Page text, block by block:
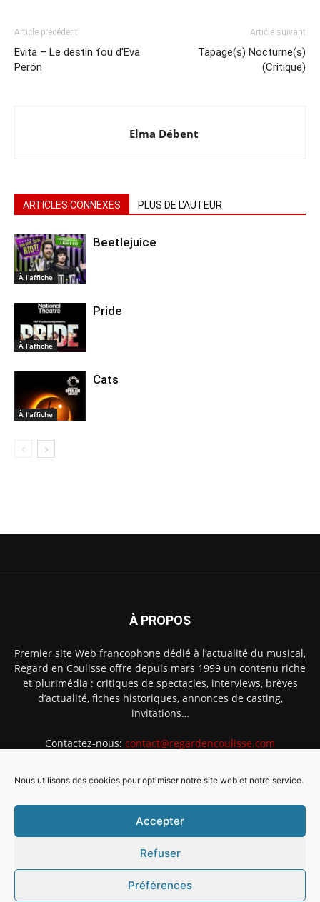
Nous utilisons des cookies pour optimiser notre site web et notre service.
Accepter
Refuser
Préférences
Article précédent
Evita – Le destin fou d'Eva
Perón
Article suivant
Tapage(s) Nocturne(s)
(Critique)
Elma Débent
ARTICLES CONNEXES PLUS DE L'AUTEUR
À l'affiche
Beetlejuice
À l'affiche
Pride
À l'affiche
Cats
À PROPOS
Premier site Web francophone dédié à l’actualité du musical,
Regard en Coulisse offre depuis mars 1999 un contenu riche
et plurimédia : critiques de spectacles, interviews, brèves
d’actualité, fiches historiques, annonces de casting,
invitations…
Contactez-nous: contact@regardencoulisse.com
Intégration Ghislain Fayard Mentions légales